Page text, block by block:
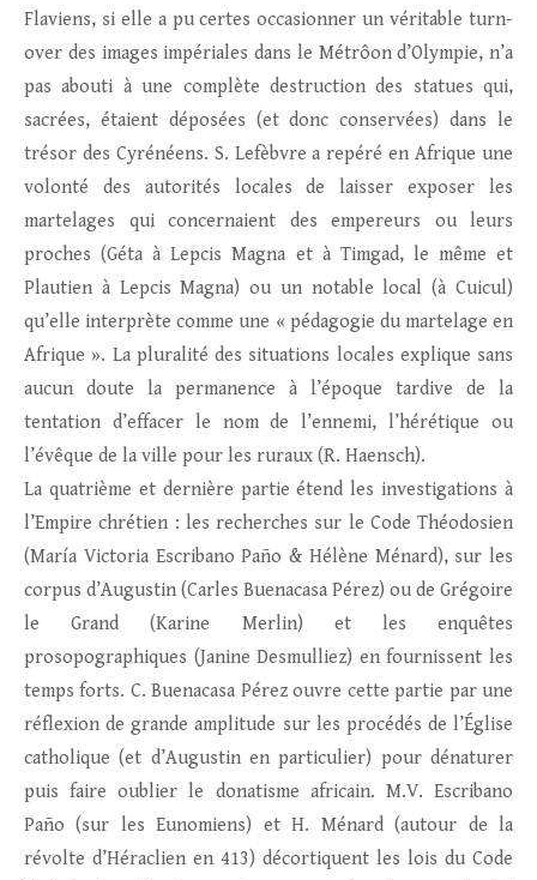
Flaviens, si elle a pu certes occasionner un véritable turn-
over des images impériales dans le Métrôon d’Olympie, n’a
pas abouti à une complète destruction des statues qui,
sacrées, étaient déposées (et donc conservées) dans le
trésor des Cyrénéens. S. Lefèbvre a repéré en Afrique une
volonté des autorités locales de laisser exposer les
martelages qui concernaient des empereurs ou leurs
proches (Géta à Lepcis Magna et à Timgad, le même et
Plautien à Lepcis Magna) ou un notable local (à Cuicul)
qu’elle interprète comme une « pédagogie du martelage en
Afrique ». La pluralité des situations locales explique sans
aucun doute la permanence à l’époque tardive de la
tentation d’effacer le nom de l’ennemi, l’hérétique ou
l’évêque de la ville pour les ruraux (R. Haensch).
La quatrième et dernière partie étend les investigations à
l’Empire chrétien : les recherches sur le Code Théodosien
(María Victoria Escribano Paño & Hélène Ménard), sur les
corpus d’Augustin (Carles Buenacasa Pérez) ou de Grégoire
le Grand (Karine Merlin) et les enquêtes
prosopographiques (Janine Desmulliez) en fournissent les
temps forts. C. Buenacasa Pérez ouvre cette partie par une
réflexion de grande amplitude sur les procédés de l’Église
catholique (et d’Augustin en particulier) pour dénaturer
puis faire oublier le donatisme africain. M.V. Escribano
Paño (sur les Eunomiens) et H. Ménard (autour de la
révolte d’Héraclien en 413) décortiquent les lois du Code